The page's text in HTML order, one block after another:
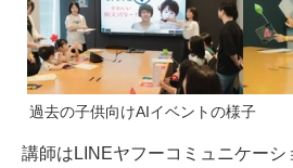
過去の子供向けAIイベントの様子
講師はLINEヤフーコミュニケーシ